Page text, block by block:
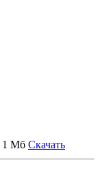
1 Мб Скачать